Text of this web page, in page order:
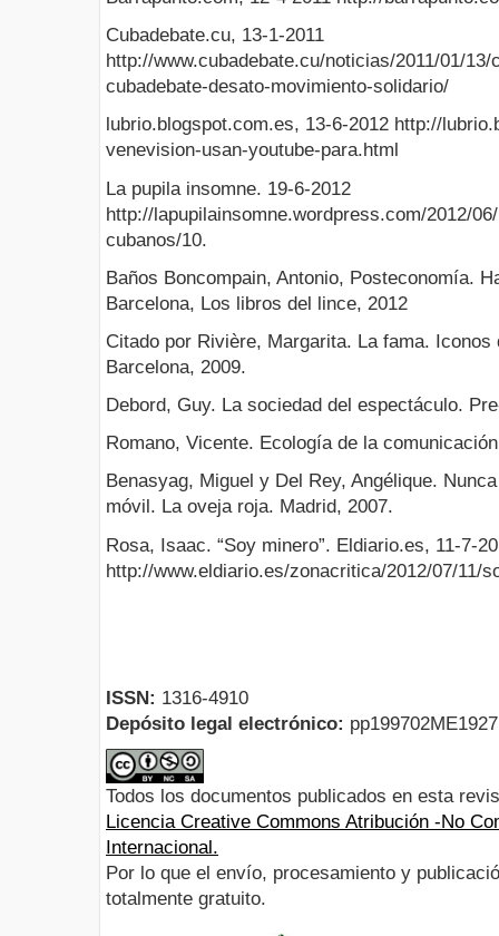
Cubadebate.cu, 13-1-2011
http://www.cubadebate.cu/noticias/2011/01/
cubadebate-desato-movimiento-solidario/
lubrio.blogspot.com.es, 13-6-2012 http://
venevision-usan-youtube-para.html
La pupila insomne. 19-6-2012
http://lapupilainsomne.wordpress.com/2012/
cubanos/10.
Baños Boncompain, Antonio, Posteconomía.
Barcelona, Los libros del lince, 2012
Citado por Rivière, Margarita. La fama.
Barcelona, 2009.
Debord, Guy. La sociedad del espectáculo.
Romano, Vicente. Ecología de la
Benasyag, Miguel y Del Rey, Angélique.
móvil. La oveja roja. Madrid, 2007.
Rosa, Isaac. “Soy minero”. Eldiario.es, 11-7-
http://www.eldiario.es/zonacritica/2012/07/11/
ISSN: 1316-4910
Depósito legal electrónico:
Todos los documentos publicados en esta
Licencia Creative Commons Atribución -No
Internacional.
Por lo que el envío, procesamiento y
totalmente gratuito.